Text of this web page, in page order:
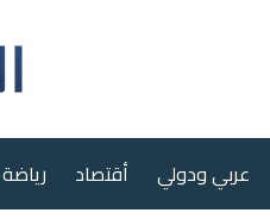
عربي ودولي أقتصاد رياضة